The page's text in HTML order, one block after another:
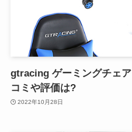
gtracing ゲーミングチェ
コミや評価は?
2022年10月28日